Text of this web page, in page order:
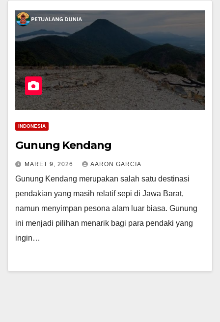
INDONESIA
Gunung Kendang
MARET 9, 2026 AARON GARCIA
Gunung Kendang merupakan salah satu destinasi
pendakian yang masih relatif sepi di Jawa Barat,
namun menyimpan pesona alam luar biasa. Gunung
ini menjadi pilihan menarik bagi para pendaki yang
ingin…